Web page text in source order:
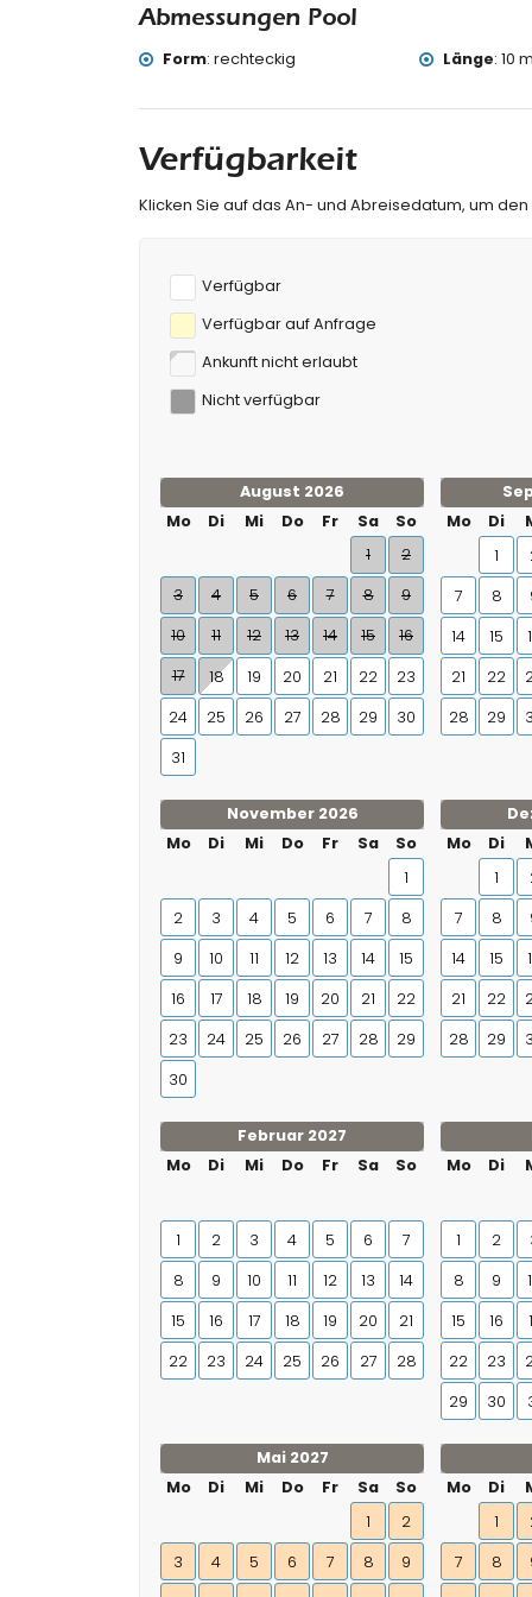
Denia), historischer Ort (Túnel del Castillo
von der Villa)
Golf (La Sella Golf), Reiten, Wandern und
Klettern (innerhalb von 25 Kilometern von der
Abmessungen Pool
Form: rechteckig Länge: 10
Verfügbarkeit
Klicken Sie auf das An- und Abreisedatum, um
Verfügbar
Verfügbar auf Anfrage
Ankunft nicht erlaubt
Nicht verfügbar
August 2026
Mo
Di Mi Do Fr Sa
So
1
2
3
4 5 6 7 8
9
10
11 12 13 14 15
16
17
18 19 20 21 22
23
24
25 26 27 28 29
30
31
Mo
Di
1
7
8
14
15
21
22
28
29
November 2026
Mo
Di Mi Do Fr Sa
So
1
2
3 4 5 6 7
8
9
10 11 12 13 14
15
16
17 18 19 20 21
22
23
24 25 26 27 28
29
30
Mo
Di
1
7
8
14
15
21
22
28
29
Februar 2027
Mo
Di Mi Do Fr Sa So
1 2 3 4 5 6
7
8
9 10 11 12 13
14
15
16 17 18 19 20
21
22
23 24 25 26 27 28
Mo
Di
1 2
8
9
15
16
22
23
29
30
Mai 2027
Mo
Di Mi Do Fr Sa
So
1
2
3
4 5 6 7 8
9
Mo
Di
1
7
8